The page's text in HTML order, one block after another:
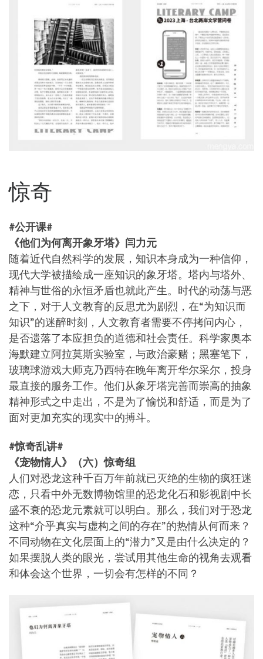
惊奇
#公开课#
《他们为何离开象牙塔》闫力元
随着近代自然科学的发展，知识本身成为一种信仰，
现代大学被描绘成一座知识的象牙塔。塔内与塔外、
精神与世俗的永恒矛盾也就此产生。时代的动荡与恶
之下，对于人文教育的反思尤为剧烈，在“为知识而
知识”的迷醉时刻，人文教育者需要不停拷问内心，
是否遗落了本应担负的道德和社会责任。科学家奥本
海默建立阿拉莫斯实验室，与政治豪赌；黑塞笔下，
玻璃球游戏大师克乃西特在晚年离开华尔采尔，投身
最直接的服务工作。他们从象牙塔完善而崇高的抽象
精神形式之中走出，不是为了愉悦和舒适，而是为了
面对更加充实的现实中的搏斗。
#惊奇乱讲#
《宠物情人》（六）惊奇组
人们对恐龙这种千百万年前就已灭绝的生物的疯狂迷
恋，只看中外无数博物馆里的恐龙化石和影视剧中长
盛不衰的恐龙元素就可以明白。那么，我们对于恐龙
这种“介乎真实与虚构之间的存在”的热情从何而来？
不同动物在文化层面上的“潜力”又是由什么决定的？
如果摆脱人类的眼光，尝试用其他生命的视角去观看
和体会这个世界，一切会有怎样的不同？